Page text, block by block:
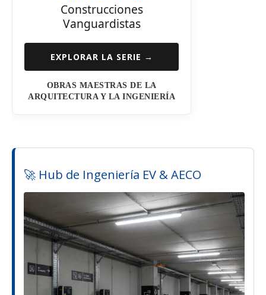
Construcciones
Vanguardistas
EXPLORAR LA SERIE →
OBRAS MAESTRAS DE LA
ARQUITECTURA Y LA INGENIERÍA
🚀 Hub de Ingeniería EV & AECO